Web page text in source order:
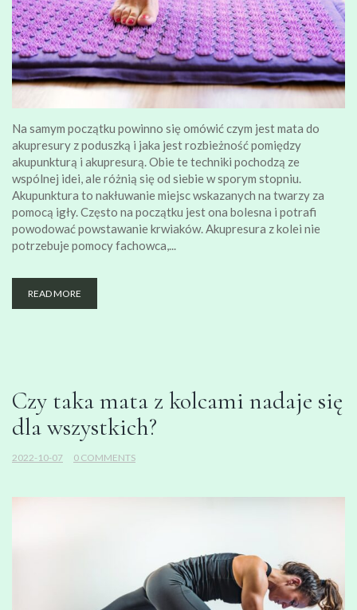
Na samym początku powinno się omówić czym jest mata do
akupresury z poduszką i jaka jest rozbieżność pomiędzy
akupunkturą i akupresurą. Obie te techniki pochodzą ze
wspólnej idei, ale różnią się od siebie w sporym stopniu.
Akupunktura to nakłuwanie miejsc wskazanych na twarzy za
pomocą igły. Często na początku jest ona bolesna i potrafi
powodować powstawanie krwiaków. Akupresura z kolei nie
potrzebuje pomocy fachowca,...
READ MORE
Czy taka mata z kolcami nadaje się
dla wszystkich?
2022-10-07 0 COMMENTS